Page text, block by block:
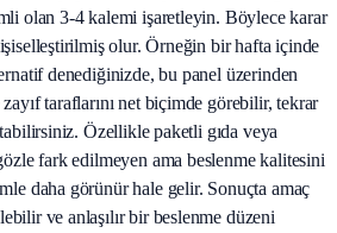
olan 3-4 kalemi işaretleyin. Böylece karar
olur. Örneğin bir hafta içinde
denediğinizde, bu panel üzerinden
taraflarını net biçimde görebilir, tekrar
Özellikle paketli gıda veya
fark edilmeyen ama beslenme kalitesini
daha görünür hale gelir. Sonuçta amaç
ve anlaşılır bir beslenme düzeni